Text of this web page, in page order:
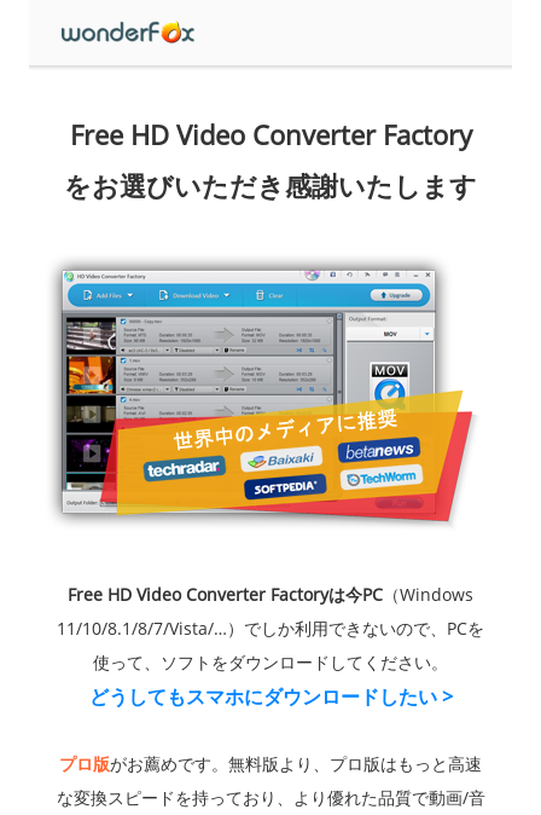
Free HD Video Converter Factory
をお選びいただき感謝いたします
Free HD Video Converter Factoryは今PC （Windows
11/10/8.1/8/7/Vista/…）でしか利用できないので、PCを
使って、ソフトをダウンロードしてください。
どうしてもスマホにダウンロードしたい >
プロ版がお薦めです。無料版より、プロ版はもっと高速
な変換スピードを持っており、より優れた品質で動画/音